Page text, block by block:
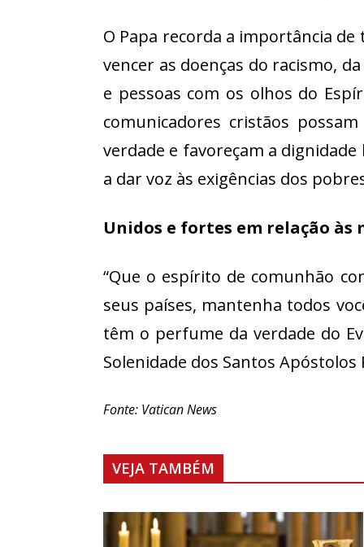
O Papa recorda a importância
vencer as doenças do racismo,
e pessoas com os olhos do
comunicadores cristãos
verdade e favoreçam a
a dar voz às exigências dos
Unidos e fortes em relação às
“Que o espírito de comunhão
seus países, mantenha todos
têm o perfume da verdade do
Solenidade dos Santos
Fonte: Vatican News
VEJA TAMBÉM